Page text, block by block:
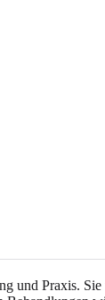
und Praxis.